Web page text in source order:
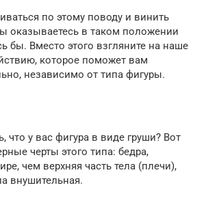
по этому поводу и винить
оказываетесь в таком положении
бы. Вместо этого взгляните на наше
которое поможет вам
независимо от типа фигуры.
что у вас фигура в виде груши? Вот
черты этого типа: бедра,
чем верхняя часть тела (плечи),
внушительная.